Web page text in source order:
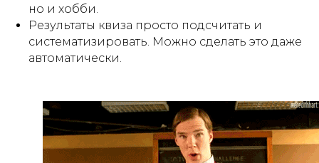
но и хобби.
Результаты квиза просто подсчитать и
систематизировать. Можно сделать это даже
автоматически.